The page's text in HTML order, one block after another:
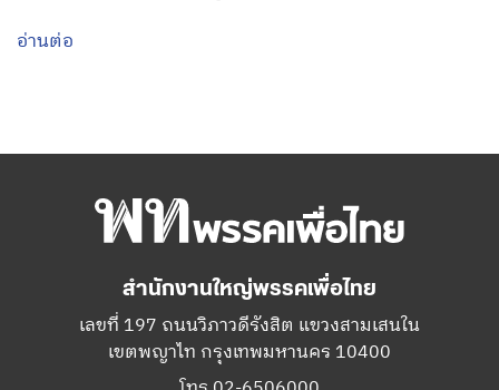
อ่านต่อ
สำนักงานใหญ่พรรคเพื่อไทย
เลขที่ 197 ถนนวิภาวดีรังสิต แขวงสามเสนใน
เขตพญาไท กรุงเทพมหานคร 10400